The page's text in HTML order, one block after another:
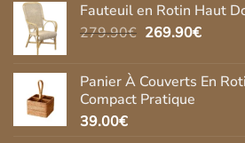
initial
était :
Fauteuil en Rotin Haut
279.90€ Le
était :
279.90€.
269.90€Le
est :
Panier À Couverts En
Compact Pratique
39.00€